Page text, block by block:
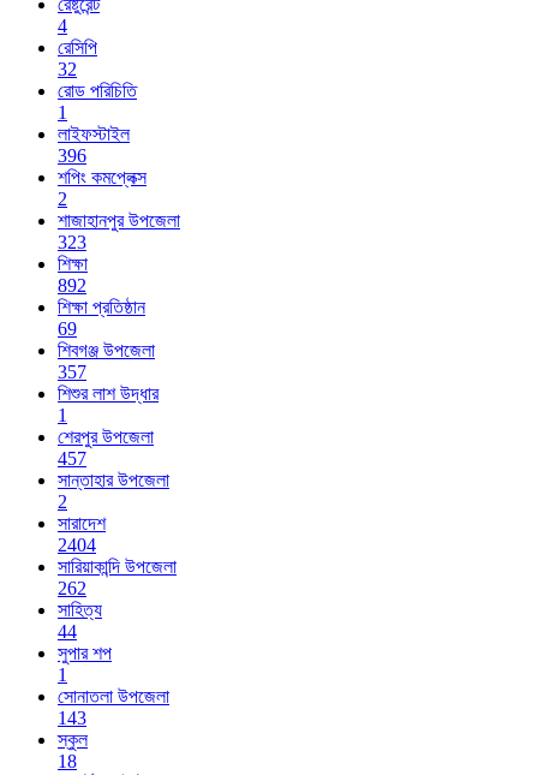
রেষ্টুরেন্ট
4
রেসিপি
32
রোড পরিচিতি
1
লাইফস্টাইল
396
শপিং কমপ্লেক্স
2
শাজাহানপুর উপজেলা
323
শিক্ষা
892
শিক্ষা প্রতিষ্ঠান
69
শিবগঞ্জ উপজেলা
357
শিশুর লাশ উদ্ধার
1
শেরপুর উপজেলা
457
সান্তাহার উপজেলা
2
সারাদেশ
2404
সারিয়াকান্দি উপজেলা
262
সাহিত্য
44
সুপার শপ
1
সোনাতলা উপজেলা
143
স্কুল
18